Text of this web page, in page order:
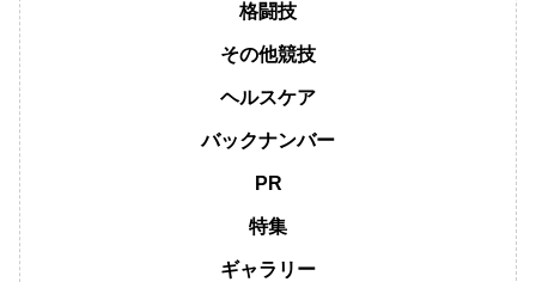
格闘技
その他競技
ヘルスケア
バックナンバー
PR
特集
ギャラリー